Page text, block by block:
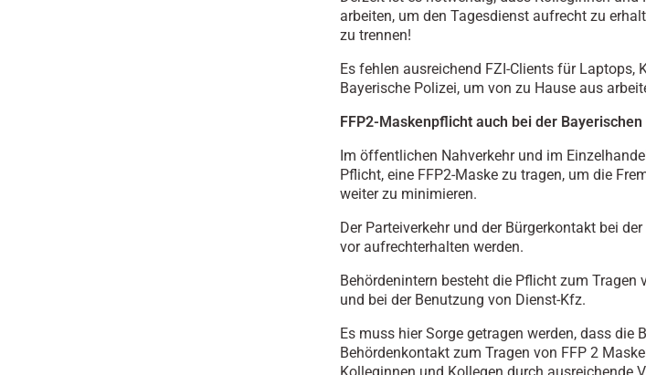
arbeiten, um den Tagesdienst aufrecht zu
zu trennen!
Es fehlen ausreichend FZI-Clients für Laptops,
Bayerische Polizei, um von zu Hause aus
FFP2-Maskenpflicht auch bei der
Im öffentlichen Nahverkehr und im
Pflicht, eine FFP2-Maske zu tragen, um die
weiter zu minimieren.
Der Parteiverkehr und der Bürgerkontakt bei
vor aufrechterhalten werden.
Behördenintern besteht die Pflicht zum Tragen
und bei der Benutzung von Dienst-Kfz.
Es muss hier Sorge getragen werden, dass die
Behördenkontakt zum Tragen von FFP 2
Kolleginnen und Kollegen durch ausreichende